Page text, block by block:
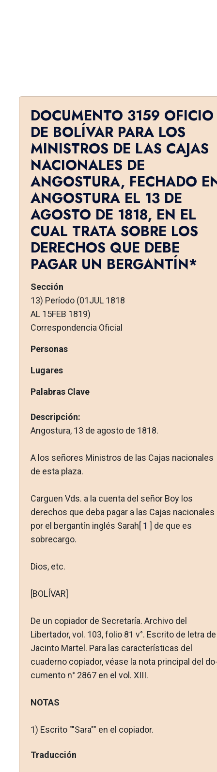
DOCUMENTO 3159 OFICIO
DE BOLÍVAR PARA LOS
MINISTROS DE LAS CAJAS
NACIONALES DE
ANGOSTURA, FECHADO
ANGOSTURA EL 13 DE
AGOSTO DE 1818, EN EL
CUAL TRATA SOBRE LOS
DERECHOS QUE DEBE
PAGAR UN BERGANTÍN*
Sección
13) Período (01JUL 1818
AL 15FEB 1819)
Correspondencia Oficial
Personas
Lugares
Palabras Clave
Descripción:
Angostura, 13 de agosto de 1818.
A los señores Ministros de las Cajas nacionales
de esta plaza.
Carguen Vds. a la cuenta del señor Boy los
derechos que deba pagar a las Cajas nacionales
por el bergantín inglés Sarah[ 1 ] de que es
sobrecargo.
Dios, etc.
[BOLÍVAR]
De un copiador de Secretaría. Archivo del
Libertador, vol. 103, folio 81 v°. Escrito de letra de
Jacinto Martel. Para las ca­racterísticas del
cuaderno copiador, véase la nota principal del
cumento n° 2867 en el vol. XIII.
NOTAS
1) Escrito ""Sara"" en el copiador.
Traducción